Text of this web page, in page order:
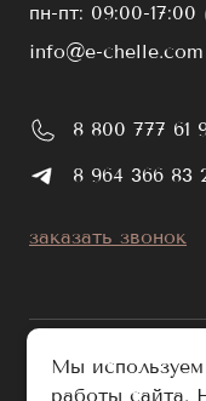
пн-пт: 09:00-
info@e-chelle.com
8 800 777 61
8 964 366 83
заказать звонок
Мы
работы сайта.